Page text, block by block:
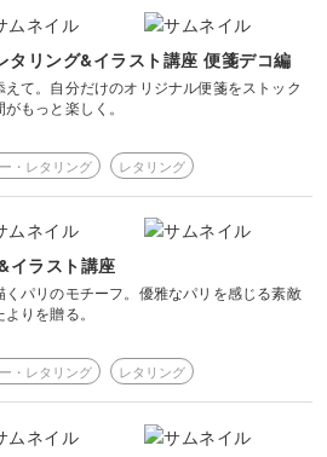
タリング&イラスト講座 便箋デコ編
て。自分だけのオリジナル便箋をストック
もっと楽しく。
・レタリング レタリング
イラスト講座
パリのモチーフ。優雅なパリを感じる素敵
りを贈る。
・レタリング レタリング